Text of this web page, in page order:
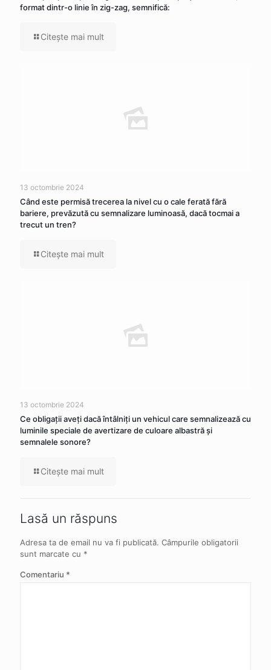
format dintr-o linie în zig-zag, semnifică:
Citeşte mai mult
13 octombrie 2024
Când este permisă trecerea la nivel cu o cale ferată fără
bariere, prevăzută cu semnalizare luminoasă, dacă tocmai a
trecut un tren?
Citeşte mai mult
13 octombrie 2024
Ce obligaţii aveţi dacă întâlniţi un vehicul care semnalizează cu
luminile speciale de avertizare de culoare albastră şi
semnalele sonore?
Citeşte mai mult
Lasă un răspuns
Adresa ta de email nu va fi publicată. Câmpurile obligatorii
sunt marcate cu *
Comentariu *